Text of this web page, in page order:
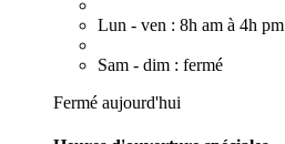
Lun - ven : 8h am à 4h pm
Sam - dim : fermé
Fermé aujourd'hui